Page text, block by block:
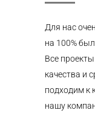
Для нас
на 100%
Все
качества и
подходим к
нашу